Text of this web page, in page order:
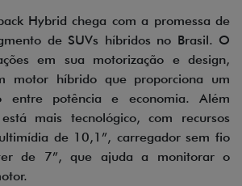
Hybrid chega com a promessa de
de SUVs híbridos no Brasil. O
em sua motorização e design,
motor híbrido que proporciona um
entre potência e economia. Além
mais tecnológico, com recursos
de 10,1”, carregador sem fio
de 7”, que ajuda a monitorar o